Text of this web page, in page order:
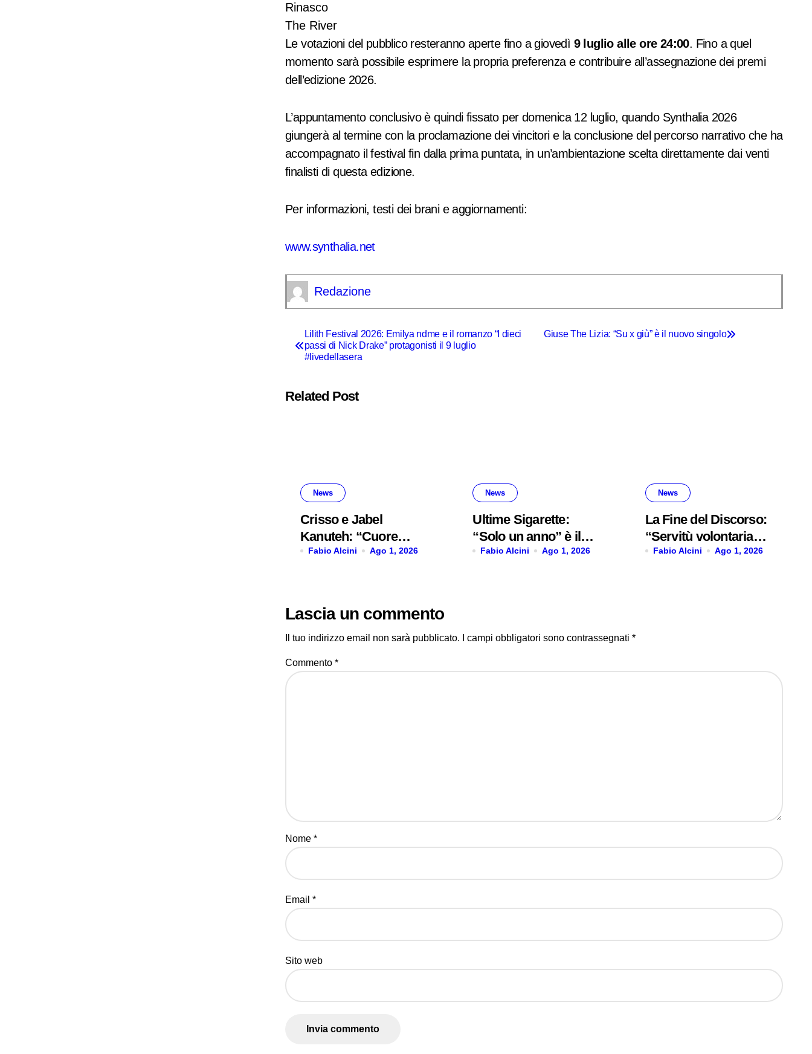
Rinasco
The River
Le votazioni del pubblico resteranno aperte fino a giovedì 9 luglio alle ore 24:00. Fino a quel
momento sarà possibile esprimere la propria preferenza e contribuire all’assegnazione dei premi
dell’edizione 2026.
L’appuntamento conclusivo è quindi fissato per domenica 12 luglio, quando Synthalia 2026
giungerà al termine con la proclamazione dei vincitori e la conclusione del percorso narrativo che ha
accompagnato il festival fin dalla prima puntata, in un’ambientazione scelta direttamente dai venti
finalisti di questa edizione.
Per informazioni, testi dei brani e aggiornamenti:
www.synthalia.net
Redazione
Navigazione
articoli
Lilith Festival 2026: Emilya ndme e il romanzo “I dieci
passi di Nick Drake” protagonisti il 9 luglio
#livedellasera
Giuse The Lizia: “Su x giù” è il nuovo singolo
Related Post
News
Crisso e Jabel
Kanuteh: “Cuore
Griot” è il nuovo
Fabio Alcini Ago 1, 2026
News
Ultime Sigarette:
“Solo un anno” è il
singolo d’esordio
Fabio Alcini Ago 1, 2026
News
La Fine del Discorso:
“Servitù volontaria”
è il primo singolo
Fabio Alcini Ago 1, 2026
Lascia un commento
Il tuo indirizzo email non sarà pubblicato. I campi obbligatori sono contrassegnati *
Commento *
Nome *
Email *
Sito web